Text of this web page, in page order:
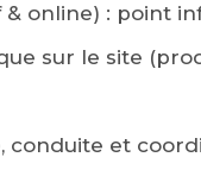
& online) : point
sur le site
conduite et